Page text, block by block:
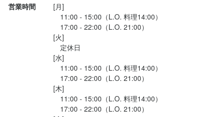
営業時間
[月]
11:00 - 15:00（L.O. 料理14:00）
17:00 - 22:00（L.O. 21:00）
[火]
定休日
[水]
11:00 - 15:00（L.O. 料理14:00）
17:00 - 22:00（L.O. 21:00）
[木]
11:00 - 15:00（L.O. 料理14:00）
17:00 - 22:00（L.O. 21:00）
・裁量権を持って働きたい方
《下記の経験をお持ちの方は優遇します！》
・居酒屋での勤務経験
・和食店での勤務経験
・洋食店での勤務経験
・バル・バーでの勤務経験
・イタリアンでの勤務経験
・焼肉店での勤務経験
・裁量権を持って働きたい方
《下記の経験をお持ちの方は優遇します！》
・居酒屋での勤務経験
・和食店での勤務経験
・洋食店での勤務経験
・バル・バーでの勤務経験
・イタリアンでの勤務経験
・焼肉店での勤務経験
STEP2：採用担当よりご連絡（面接の日時調整）
STEP3：面接の実施　(応募数が多いときは電話で１時面接を行う
場合がございます)
お店の採用担当者からのメッセージ
皆様、はじめまして！株式会社SIX SENSES代表の角前です。こ
の度は当社の求人をご覧頂き、誠にありがとうございます。
◆和食店での勤務経験
◆イタリアン店での勤務経験
◆洋食店での勤務経験
◆レストランでの勤務経験
◆その他、飲食店での勤務経験
◆接客・サービス業の経験
◆和食店での勤務経験
◆イタリアン店での勤務経験
◆洋食店での勤務経験
◆レストランでの勤務経験
◆その他、飲食店での勤務経験
◆接客・サービス業の経験
STEP2：採用担当よりご連絡（面接の日時調整）
STEP3：面接の実施
お店の採用担当者からのメッセージ
皆様、はじめまして！株式会社SIX SENSES代表の角前です。こ
の度は当社の求人をご覧頂き、誠にありがとうございます。